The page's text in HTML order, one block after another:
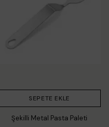
SEPETE EKLE
Şekilli Metal Pasta Paleti